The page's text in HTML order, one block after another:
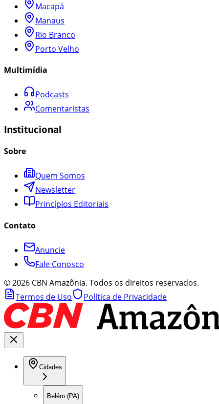
Macapá
Manaus
Rio Branco
Porto Velho
Multimídia
Podcasts
Comentaristas
Institucional
Sobre
Quem Somos
Newsletter
Princípios Editoriais
Contato
Anuncie
Fale Conosco
©2026 CBN Amazônia. Todos os direitos reservados.
Termos de Uso
Política de Privacidade
Cidades
Belém (PA)